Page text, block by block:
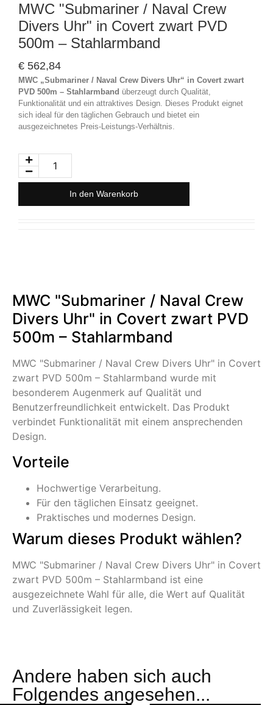
MWC "Submariner / Naval Crew
Divers Uhr" in Covert zwart PVD
500m – Stahlarmband
€ 562,84
MWC „Submariner / Naval Crew Divers Uhr“ in Covert zwart
PVD 500m – Stahlarmband überzeugt durch Qualität,
Funktionalität und ein attraktives Design. Dieses Produkt eignet
sich ideal für den täglichen Gebrauch und bietet ein
ausgezeichnetes Preis-Leistungs-Verhältnis.
In den Warenkorb
MWC "Submariner / Naval Crew
Divers Uhr" in Covert zwart PVD
500m – Stahlarmband
MWC "Submariner / Naval Crew Divers Uhr" in Covert
zwart PVD 500m – Stahlarmband wurde mit
besonderem Augenmerk auf Qualität und
Benutzerfreundlichkeit entwickelt. Das Produkt
verbindet Funktionalität mit einem ansprechenden
Design.
Vorteile
Hochwertige Verarbeitung.
Für den täglichen Einsatz geeignet.
Praktisches und modernes Design.
Warum dieses Produkt wählen?
MWC "Submariner / Naval Crew Divers Uhr" in Covert
zwart PVD 500m – Stahlarmband ist eine
ausgezeichnete Wahl für alle, die Wert auf Qualität
und Zuverlässigkeit legen.
Andere haben sich auch
Folgendes angesehen...